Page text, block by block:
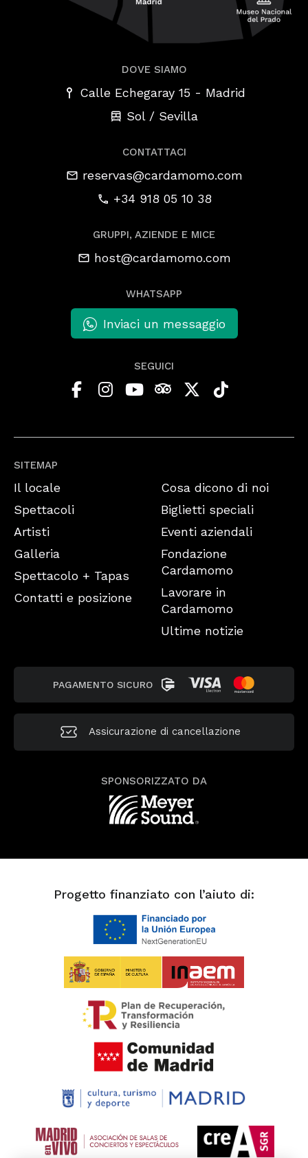
SITEMAP
Il locale
Spettacoli
Artisti
Galleria
Spettacolo + Tapas
Contatti e posizione
Cosa dicono di noi
Biglietti speciali
Eventi aziendali
Fondazione
Cardamomo
Lavorare in
Cardamomo
Ultime notizie
DOVE SIAMO
Calle Echegaray 15 - Madrid
Sol / Sevilla
CONTATTACI
reservas@cardamomo.com
+34 918 05 10 38
GRUPPI, AZIENDE E MICE
host@cardamomo.com
WHATSAPP
Inviaci un messaggio
SEGUICI
PAGAMENTO SICURO
Assicurazione di cancellazione
SPONSORIZZATO DA
Progetto finanziato con l’aiuto di: